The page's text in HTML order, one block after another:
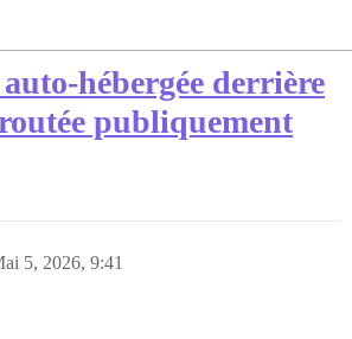
hébergée derrière
publiquement
5, 2026, 9:41